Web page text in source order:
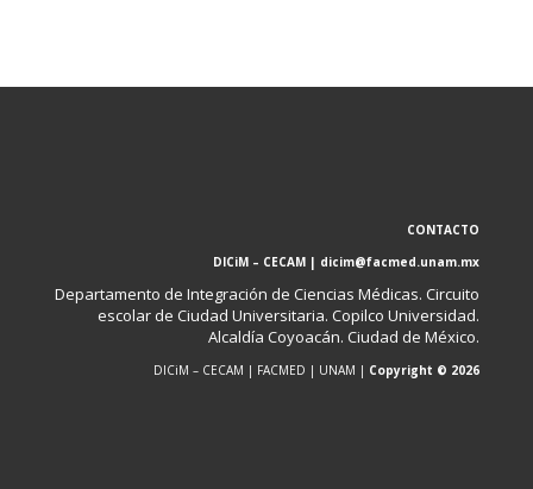
CONTACTO
DICiM – CECAM | dicim@facmed.unam.mx
Departamento de Integración de Ciencias Médicas. Circuito
escolar de Ciudad Universitaria. Copilco Universidad.
Alcaldía Coyoacán. Ciudad de México.
DICiM – CECAM | FACMED | UNAM | Copyright © 2026